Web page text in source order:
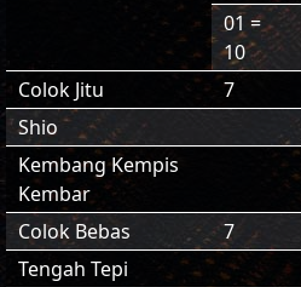
01 =
10
Colok Jitu
7
Shio
Kembang Kempis
Kembar
Colok Bebas 7
Tengah Tepi